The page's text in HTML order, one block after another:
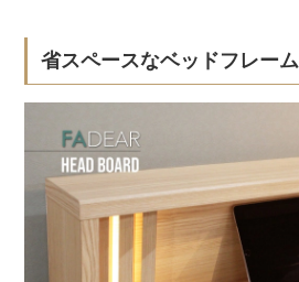
省スペースなベッドフレーム